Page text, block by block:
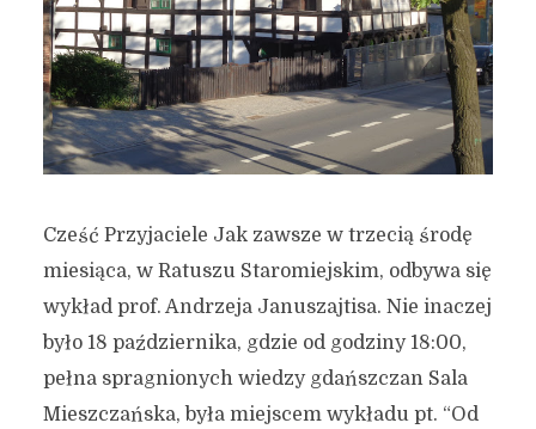
Cześć Przyjaciele Jak zawsze w trzecią środę
miesiąca, w Ratuszu Staromiejskim, odbywa się
wykład prof. Andrzeja Januszajtisa. Nie inaczej
było 18 października, gdzie od godziny 18:00,
pełna spragnionych wiedzy gdańszczan Sala
Mieszczańska, była miejscem wykładu pt. “Od